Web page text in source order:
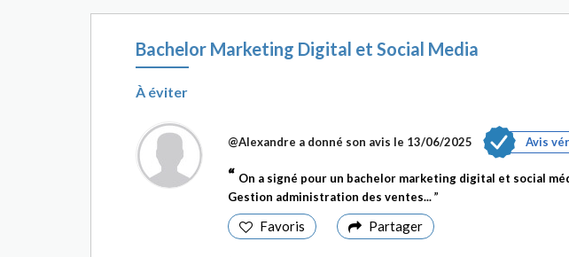
Bachelor Marketing Digital et Social Media
À éviter
@Alexandre a donné son avis le 13/06/2025 Avis
On a signé pour un bachelor marketing digital et social
Gestion administration des ventes...
Favoris Partager